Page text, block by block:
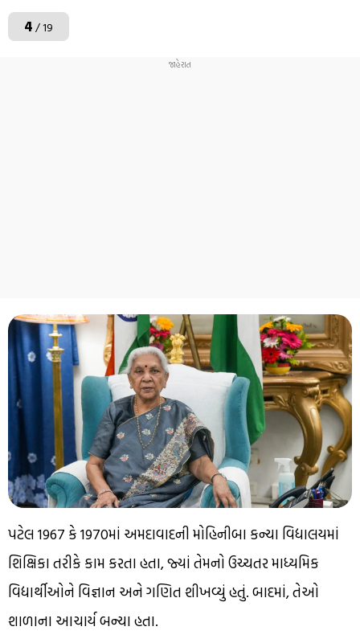
4/ 19
પટેલ 1967 કે 1970માં અમદાવાદની મોહિનીબા કન્યા વિદ્યાલયમાં
શિક્ષિકા તરીકે કામ કરતા હતા, જ્યાં તેમનો ઉચ્ચતર માધ્યમિક
વિદ્યાર્થીઓને વિજ્ઞાન અને ગણિત શીખવ્યું હતું. બાદમાં, તેઓ
શાળાના આચાર્ય બન્યા હતા.